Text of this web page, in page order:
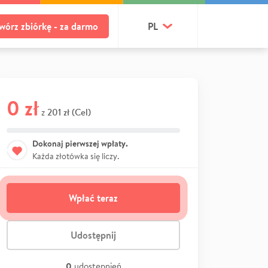
zbiórkę - za darmo PL
0 zł z 201 zł (Cel)
Dokonaj pierwszej wpłaty.
Każda złotówka się liczy.
Wpłać teraz
Udostępnij